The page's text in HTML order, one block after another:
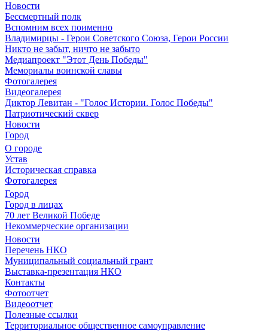
Новости
Бессмертный полк
Вспомним всех поименно
Владимирцы - Герои Советского Союза, Герои России
Никто не забыт, ничто не забыто
Медиапроект "Этот День Победы"
Мемориалы воинской славы
Фотогалерея
Видеогалерея
Диктор Левитан - "Голос Истории. Голос Победы"
Патриотический сквер
Новости
Город
О городе
Устав
Историческая справка
Фотогалерея
Город
Город в лицах
70 лет Великой Победе
Некоммерческие организации
Новости
Перечень НКО
Муниципальный социальный грант
Выставка-презентация НКО
Контакты
Фотоотчет
Видеоотчет
Полезные ссылки
Территориальное общественное самоуправление